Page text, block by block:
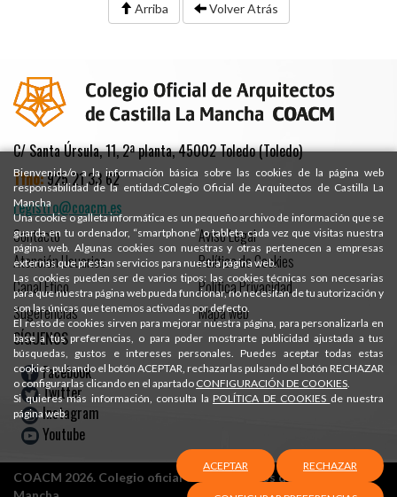
Arriba Volver Atrás
C/ Santa Úrsula, 11, 2ª planta, 45002 Toledo (Toledo)
Tfno:925 21 33 62
registro@coacm.es
Contacto
Atención Usuarios
Canal Ético
Sugerencias
Aviso Legal
Política de Cookies
Política Privacidad
Mapa web
SÍGUENOS
Facebook
Twitter
Instagram
Youtube
COACM 2026. Colegio oficial de Arquitectos de Castilla-La
Bienvenida/o a la información básica sobre las cookies de la página web
responsabilidad de la entidad:Colegio Oficial de Arquitectos de Castilla La
Mancha
Una cookie o galleta informática es un pequeño archivo de información que se
guarda en tu ordenador, “smartphone” o tableta cada vez que visitas nuestra
página web. Algunas cookies son nuestras y otras pertenecen a empresas
externas que prestan servicios para nuestra página web.
Las cookies pueden ser de varios tipos: las cookies técnicas son necesarias
para que nuestra página web pueda funcionar, no necesitan de tu autorización y
son las únicas que tenemos activadas por defecto.
El resto de cookies sirven para mejorar nuestra página, para personalizarla en
base a tus preferencias, o para poder mostrarte publicidad ajustada a tus
búsquedas, gustos e intereses personales. Puedes aceptar todas estas
cookies pulsando el botón ACEPTAR, rechazarlas pulsando el botón RECHAZAR
o configurarlas clicando en el apartado CONFIGURACIÓN DE COOKIES.
Si quieres más información, consulta la POLÍTICA DE COOKIES de nuestra
página web.
ACEPTAR RECHAZAR